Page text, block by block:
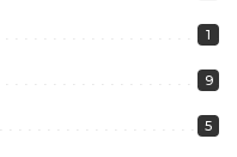
1
9
5